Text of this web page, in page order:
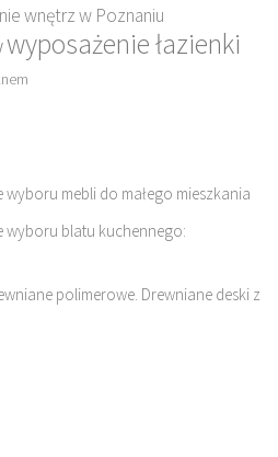
wnętrz w Poznaniu
wyposażenie łazienki
mebli do małego mieszkania
wyboru blatu kuchennego:
polimerowe. Drewniane deski z